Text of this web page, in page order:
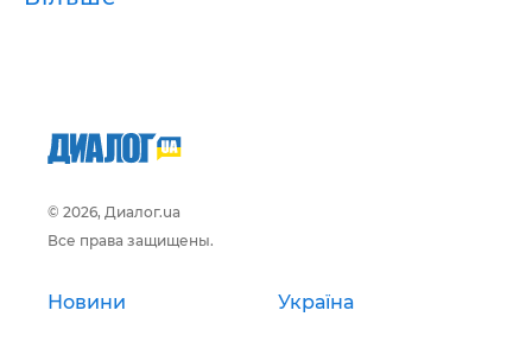
© 2026, Диалог.ua
Все права защищены.
Новини Україна